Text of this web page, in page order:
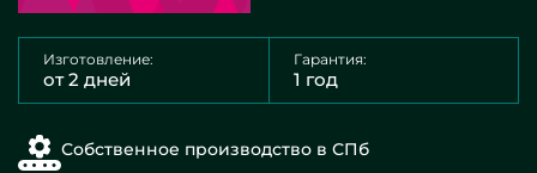
Изготовление:
от 2 дней
Гарантия:
1 год
Собственное производство в СПб